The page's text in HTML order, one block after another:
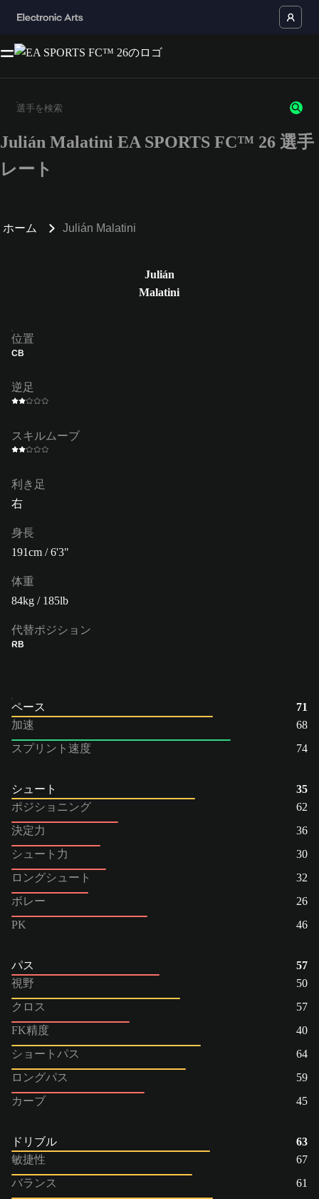
3文字以上の文字または数字を入力してください。
Julián Malatini EA SPORTS FC™ 26 選手
レート
ホーム Julián Malatini
Julián
Malatini
位置
CB
逆足
スキルムーブ
利き足
右
身長
191cm / 6'3"
体重
84kg / 185lb
代替ポジション
RB
ペース
71
加速
68
スプリント速度
74
シュート
35
ポジショニング
62
決定力
36
シュート力
30
ロングシュート
32
ボレー
26
PK
46
パス
57
視野
50
クロス
57
FK精度
40
ショートパス
64
ロングパス
59
カーブ
45
ドリブル
63
敏捷性
67
バランス
61